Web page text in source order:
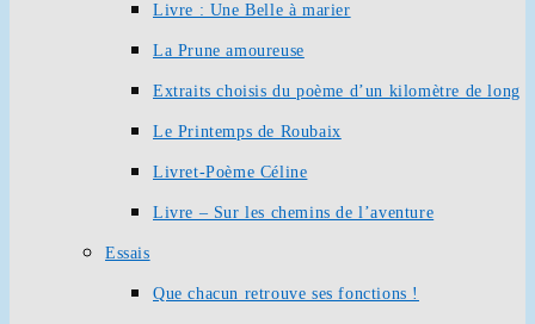
Livre : Une Belle à marier
La Prune amoureuse
Extraits choisis du poème d’un kilomètre de long
Le Printemps de Roubaix
Livret-Poème Céline
Livre – Sur les chemins de l’aventure
Essais
Que chacun retrouve ses fonctions !